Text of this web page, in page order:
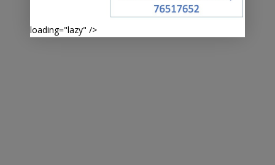
loading="lazy" />